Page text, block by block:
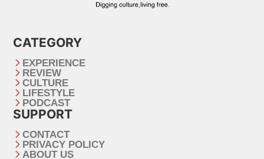
CATEGORY
EXPERIENCE
REVIEW
CULTURE
LIFESTYLE
PODCAST
SUPPORT
CONTACT
PRIVACY POLICY
ABOUT US